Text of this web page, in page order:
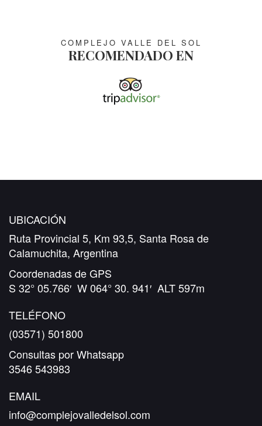
COMPLEJO VALLE DEL SOL
RECOMENDADO EN
UBICACIÓN
Ruta Provincial 5, Km 93,5, Santa Rosa de
Calamuchita, Argentina
Coordenadas de GPS
S 32° 05.766′ W 064° 30. 941′ ALT 597m
TELÉFONO
(03571) 501800
Consultas por Whatsapp
3546 543983
EMAIL
info@complejovalledelsol.com